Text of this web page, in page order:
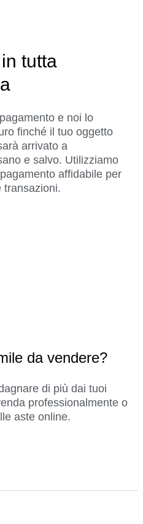
tutta
e noi lo
finché il tuo oggetto
arrivato a
e salvo. Utilizziamo
affidabile per
transazioni.
da vendere?
di più dai tuoi
professionalmente o
aste online.